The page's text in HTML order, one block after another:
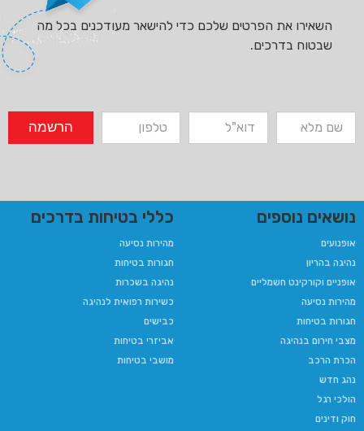
השאירו את הפרטים שלכם כדי להישאר מעודכנים בכל מה
שבטוח בדרכים.
הרשמה
נושאים נוספים
אופנועים
נהיגה בהריון​
אופניים וקורקינט חשמליים
מהירות נסיעה
חגורות בטיחות
מצבי חירום בנהיגה
הכרת הרכב
נהג חדש
הולכי רגל
חוק ודינים
כללי בטיחות בדרכים
מהירות נסיעה
חגורות בטיחות
נהיגה בשכרות
כשירות רפואית לנהיגה​
כבישים
אביזרי בטיחות
מושבי בטיחות